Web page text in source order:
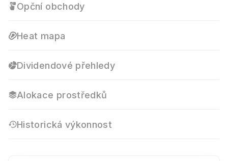
Opční obchody
Heat mapa
Dividendové přehledy
Alokace prostředků
Historická výkonnost